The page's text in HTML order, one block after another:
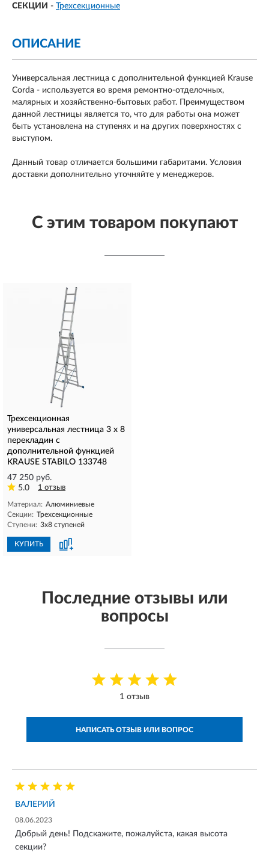
СЕКЦИИ - Трехсекционные
ОПИСАНИЕ
Универсальная лестница с дополнительной функцией Krause
Corda - используется во время ремонтно-отделочных,
малярных и хозяйственно-бытовых работ. Преимуществом
данной лестницы является то, что для работы она может
быть установлена на ступенях и на других поверхностях с
выступом.
Данный товар отличается большими габаритами. Условия
доставки дополнительно уточняйте у менеджеров.
С этим товаром покупают
Трехсекционная
универсальная лестница 3 х 8
перекладин с
дополнительной функцией
KRAUSE STABILO 133748
47 250 руб.
5.0
1 отзыв
Материал: Алюминиевые
Секции: Трехсекционные
Ступени: 3х8 ступеней
КУПИТЬ
Последние отзывы или
вопросы
1 отзыв
НАПИСАТЬ ОТЗЫВ ИЛИ ВОПРОС
ВАЛЕРИЙ
08.06.2023
Добрый день! Подскажите, пожалуйста, какая высота
секции?